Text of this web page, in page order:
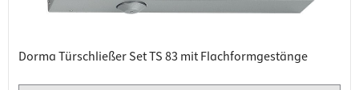
Dorma Türschließer Set TS 83 mit Flachformgestänge